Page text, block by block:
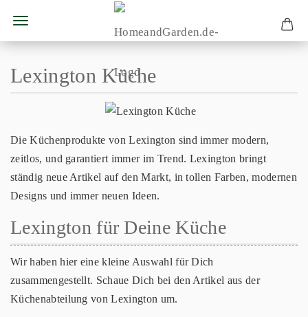
Lexington Küche
Die Küchenprodukte von Lexington sind immer modern,
zeitlos, und garantiert immer im Trend. Lexington bringt
ständig neue Artikel auf den Markt, in tollen Farben, modernen
Designs und immer neuen Ideen.
Lexington für Deine Küche
Wir haben hier eine kleine Auswahl für Dich
zusammengestellt. Schaue Dich bei den Artikel aus der
Küchenabteilung von Lexington um.